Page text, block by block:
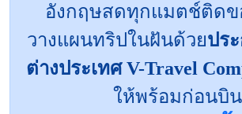
อังกฤษสดทุกแมตช์ติดข
วางแผนทริปในฝันด้วยปร
ต่างประเทศ V-Travel
ให้พร้อมก่อนบิน